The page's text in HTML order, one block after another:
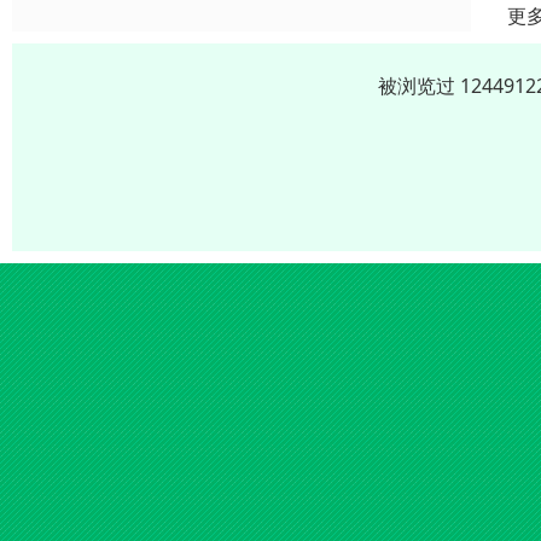
更
被浏览过